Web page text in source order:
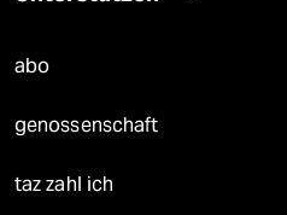
abo
genossenschaft
taz zahl ich